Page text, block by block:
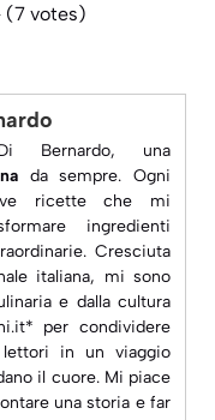
(7 votes)
Bernardo, una
da sempre. Ogni
ricette che mi
ingredienti
Cresciuta
italiana, mi sono
e dalla cultura
per condividere
lettori in un viaggio
il cuore. Mi piace
una storia e far